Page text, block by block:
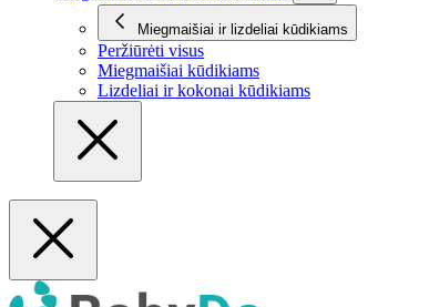
Miegmaišiai ir lizdeliai kūdikiams
Peržiūrėti visus
Miegmaišiai kūdikiams
Lizdeliai ir kokonai kūdikiams